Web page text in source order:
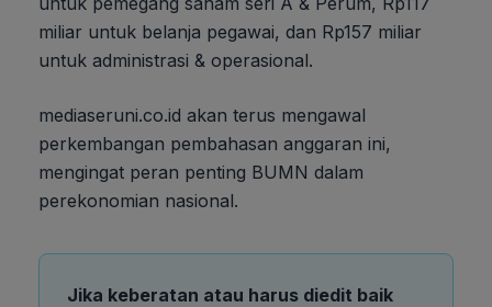
miliar untuk belanja pegawai, dan Rp157 miliar
untuk administrasi & operasional.
mediaseruni.co.id akan terus mengawal
perkembangan pembahasan anggaran ini,
mengingat peran penting BUMN dalam
perekonomian nasional.
Jika keberatan atau harus diedit baik